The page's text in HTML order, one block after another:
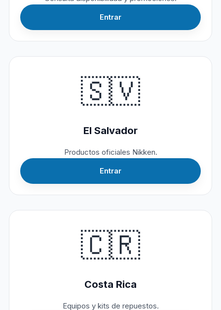
Entrar
🇸🇻
El Salvador
Productos oficiales Nikken.
Entrar
🇨🇷
Costa Rica
Equipos y kits de repuestos.